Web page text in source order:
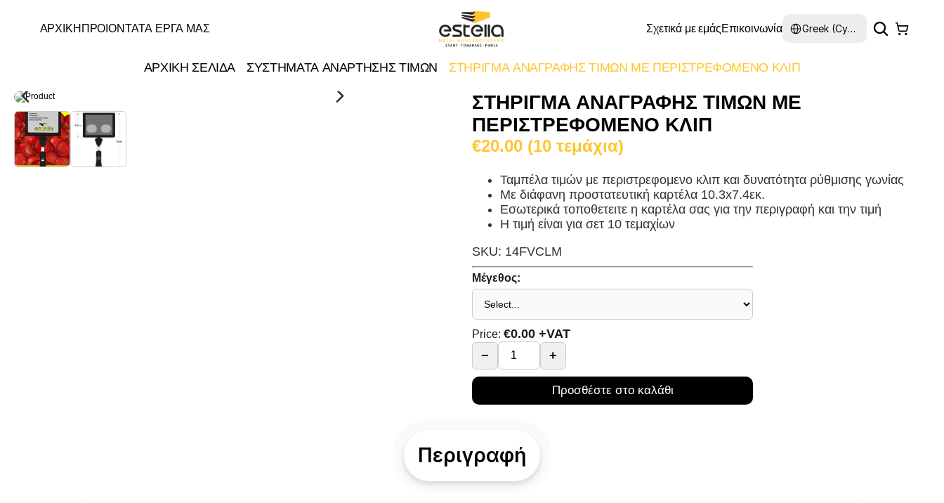
ΑΡΧΙΚΗΠΡΟΙΟΝΤΑΤΑ ΕΡΓΑ ΜΑΣ Σχετικά με εμάςΕπικοινωνία Greek (Cyprus)
ΑΡΧΙΚΗ ΣΕΛΙΔΑ ΣΥΣΤΗΜΑΤΑ ΑΝΑΡΤΗΣΗΣ ΤΙΜΩΝ ΣΤΗΡΙΓΜΑ ΑΝΑΓΡΑΦΗΣ ΤΙΜΩΝ ΜΕ ΠΕΡΙΣΤΡΕΦΟΜΕΝΟ ΚΛΙΠ
ΣΤΗΡΙΓΜΑ ΑΝΑΓΡΑΦΗΣ ΤΙΜΩΝ ΜΕ
ΠΕΡΙΣΤΡΕΦΟΜΕΝΟ ΚΛΙΠ
€20.00 (10 τεμάχια)
Ταμπέλα τιμών με περιστρεφομενο κλιπ και δυνατότητα ρύθμισης γωνίας
Με διάφανη προστατευτική καρτέλα 10.3x7.4εκ.
Εσωτερικά τοποθετειτε η καρτέλα σας για την περιγραφή και την τιμή
Η τιμή είναι για σετ 10 τεμαχίων
SKU: 14FVCLM
Μέγεθος:
Price: €0.00 +VAT
−
+
Προσθέστε στο καλάθι
Περιγραφή